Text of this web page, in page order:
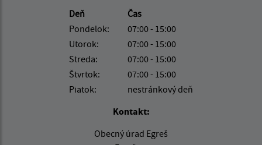
Deň
Čas
Pondelok:
07:00 - 15:00
Utorok:
07:00 - 15:00
Streda:
07:00 - 15:00
Štvrtok:
07:00 - 15:00
Piatok:
nestránkový deň
Kontakt:
Obecný úrad Egreš